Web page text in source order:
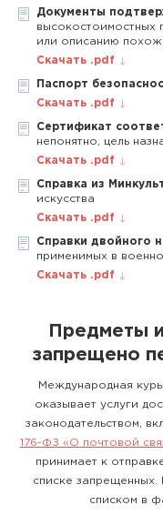
Документы
высокостоимостных
или описанию
Скачать .pdf
Паспорт
Скачать .pdf
Сертификат
непонятно, цель
Скачать .pdf
Справка из
искусства
Скачать .pdf
Справки двойного
применимых в
Скачать .pdf
Предметы
запрещено
Международная
оказывает услуги
законодательством,
176-ФЗ «О почтовой
принимает к
списке запрещенных.
списком в